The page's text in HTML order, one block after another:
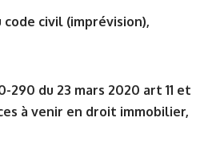
code civil (imprévision),
290 du 23 mars 2020 art 11 et
à venir en droit immobilier,